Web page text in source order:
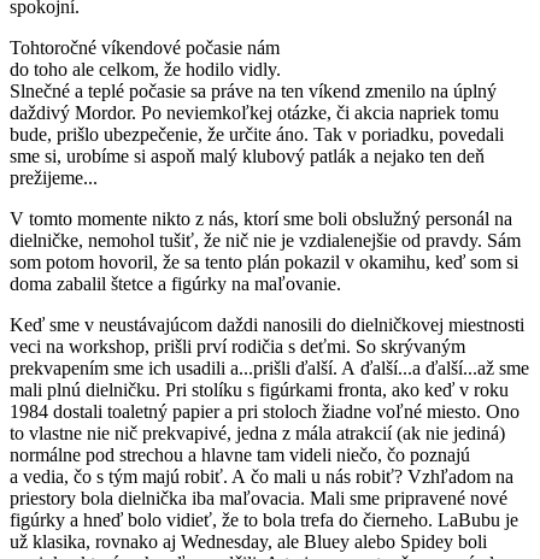
spokojní.
Tohtoročné víkendové počasie nám
do toho ale celkom, že hodilo vidly.
Slnečné a teplé počasie sa práve na ten víkend zmenilo na úplný
daždivý Mordor. Po neviemkoľkej otázke, či akcia napriek tomu
bude, prišlo ubezpečenie, že určite áno. Tak v poriadku, povedali
sme si, urobíme si aspoň malý klubový patlák a nejako ten deň
prežijeme...
V tomto momente nikto z nás, ktorí sme boli obslužný personál na
dielničke, nemohol tušiť, že nič nie je vzdialenejšie od pravdy. Sám
som potom hovoril, že sa tento plán pokazil v okamihu, keď som si
doma zabalil štetce a figúrky na maľovanie.
Keď sme v neustávajúcom daždi nanosili do dielničkovej miestnosti
veci na workshop, prišli prví rodičia s deťmi. So skrývaným
prekvapením sme ich usadili a...prišli ďalší. A ďalší...a ďalší...až sme
mali plnú dielničku. Pri stolíku s figúrkami fronta, ako keď v roku
1984 dostali toaletný papier a pri stoloch žiadne voľné miesto. Ono
to vlastne nie nič prekvapivé, jedna z mála atrakcií (ak nie jediná)
normálne pod strechou a hlavne tam videli niečo, čo poznajú
a vedia, čo s tým majú robiť. A čo mali u nás robiť? Vzhľadom na
priestory bola dielnička iba maľovacia. Mali sme pripravené nové
figúrky a hneď bolo vidieť, že to bola trefa do čierneho. LaBubu je
už klasika, rovnako aj Wednesday, ale Bluey alebo Spidey boli